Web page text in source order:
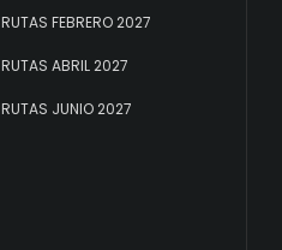
RUTAS FEBRERO 2027
RUTAS ABRIL 2027
RUTAS JUNIO 2027